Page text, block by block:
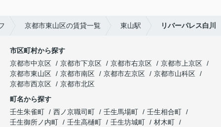
京都市東山区の賃貸一覧 東山駅 リバーパレス白川
市区町村から探す
京都市中京区
京都市下京区 京都市右京区
京都市上京区
京都市東山区
京都市南区 京都市左京区
京都市山科区
京都市西京区
京都市北区
町名から探す
壬生朱雀町
西ノ京職司町 壬生馬場町
壬生相合町
壬生御所ノ内町
壬生高樋町 壬生坊城町
材木町